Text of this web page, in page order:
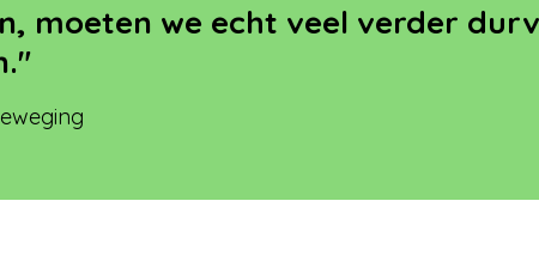
moeten we echt veel verder